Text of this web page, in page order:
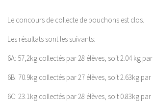
Le concours de collecte de bouchons est clos.
Les résultats sont les suivants:
6A: 57,2kg collectés par 28 élèves, soit 2.04 kg
6B: 70.9kg collectés par 27 élèves, soit 2.63kg par
6C: 23.1kg collectés par 28 élèves, soit 0.83kg par